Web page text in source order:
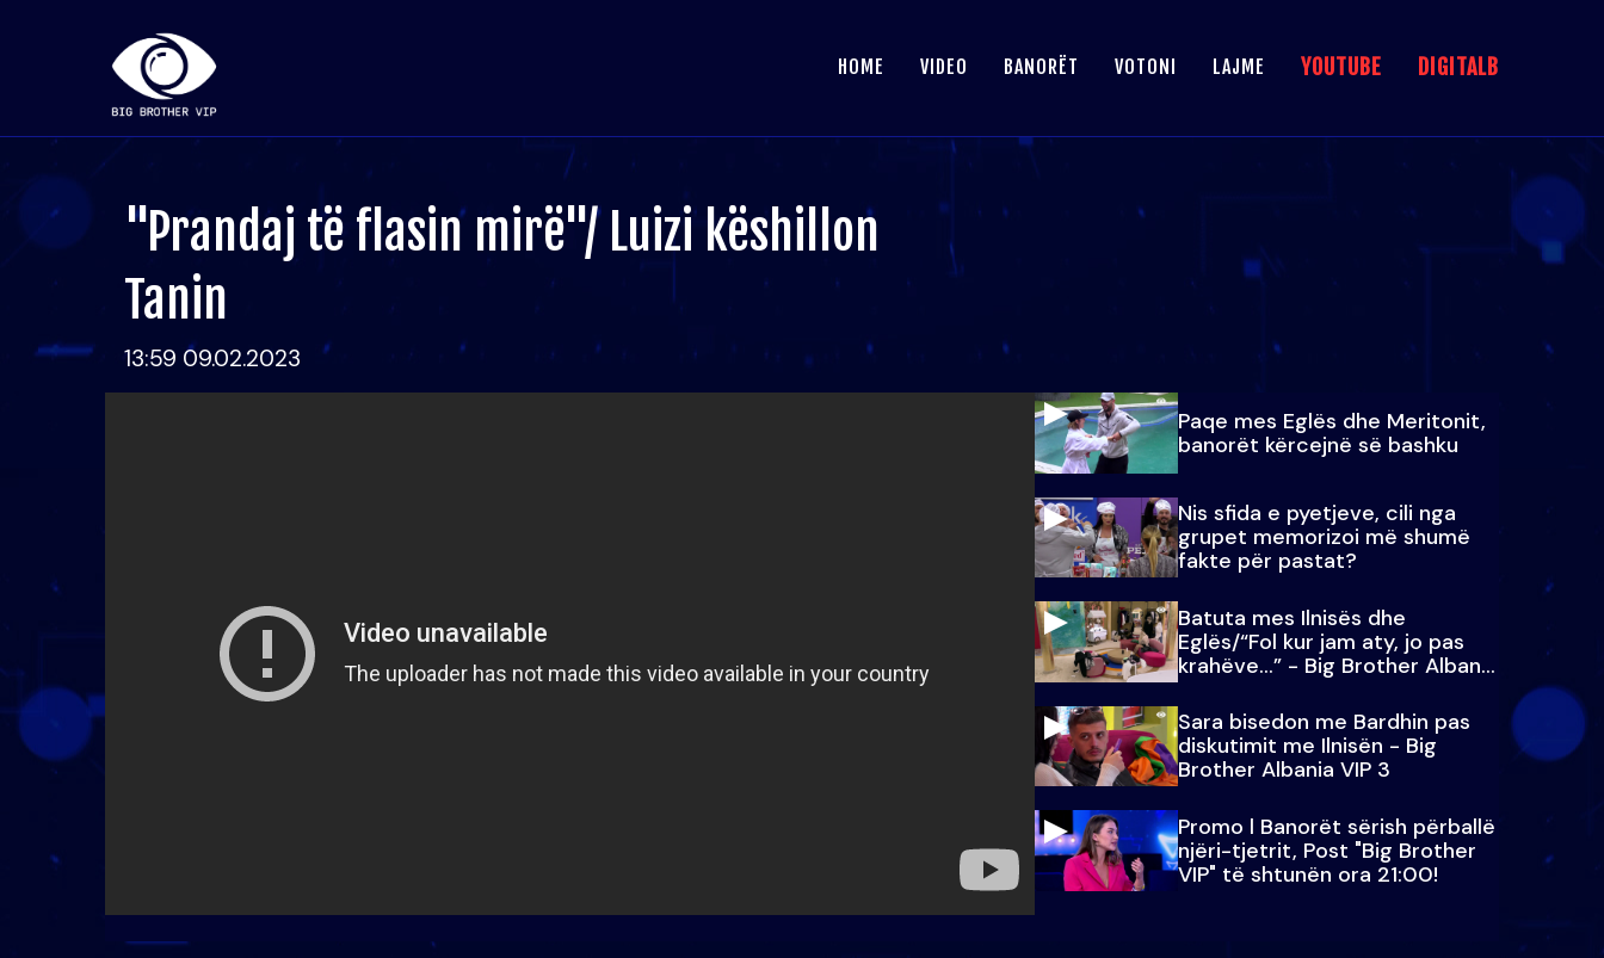
HOME VIDEO BANORËT VOTONI LAJME YOUTUBE DIGITALB
"Prandaj të flasin mirë"/ Luizi këshillon
Tanin
13:59 09.02.2023
Paqe mes Eglës dhe Meritonit,
banorët kërcejnë së bashku
Nis sfida e pyetjeve, cili nga
grupet memorizoi më shumë
fakte për pastat?
Batuta mes Ilnisës dhe
Eglës/“Fol kur jam aty, jo pas
krahëve…” - Big Brother Albania
VIP 3
Sara bisedon me Bardhin pas
diskutimit me Ilnisën - Big
Brother Albania VIP 3
Promo l Banorët sërish përballë
njëri-tjetrit, Post "Big Brother
VIP" të shtunën ora 21:00!